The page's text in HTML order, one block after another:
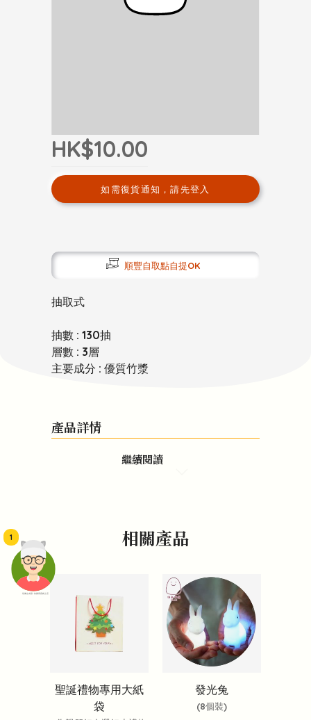
頭像生成器: 快樂家庭網上店
1
HK$10.00
如需復貨通知，請先登入
順豐自取點自提OK
抽取式
抽數 : 130抽
層數 : 3層
主要成分 : 優質竹漿
產品詳情
繼續閱讀
相關產品
聖誕禮物專用大紙
袋
發光兔
(8個裝)